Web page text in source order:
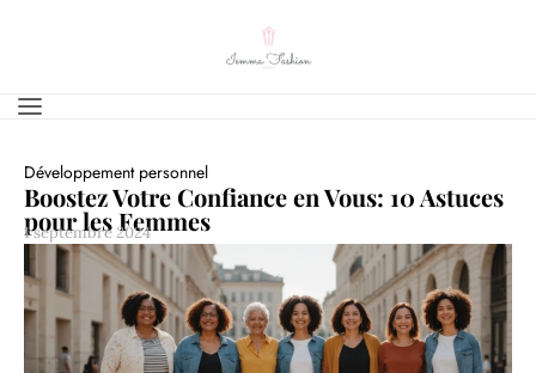
Développement personnel
Boostez Votre Confiance en Vous: 10 Astuces
pour les Femmes
1 septembre 2024